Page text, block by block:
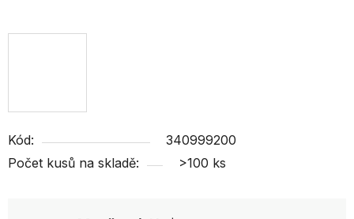
Kód:
340999200
Počet kusů na skladě:
>100 ks